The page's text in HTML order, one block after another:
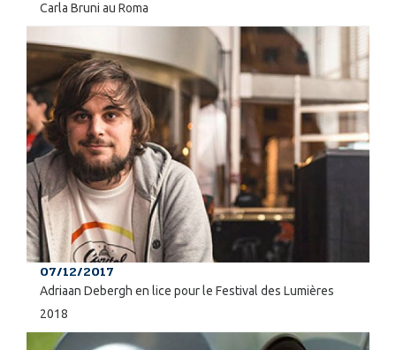
Carla Bruni au Roma
07/12/2017
Adriaan Debergh en lice pour le Festival des Lumières
2018